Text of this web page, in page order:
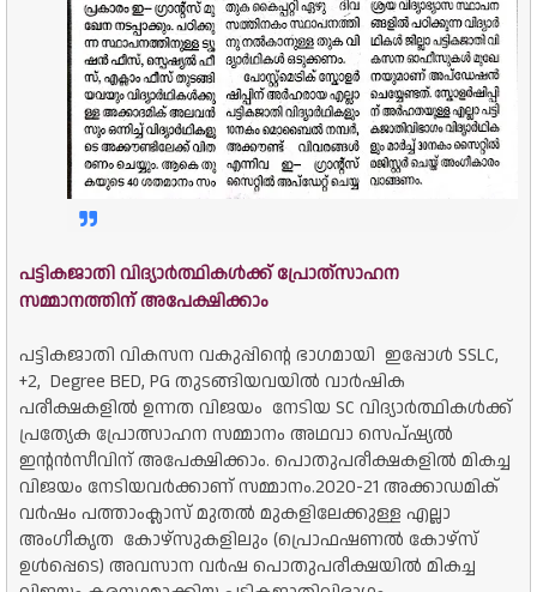
പട്ടികജാതി വിദ്യാർത്ഥികൾക്ക് പ്രോത്‌സാഹന
സമ്മാനത്തിന് അപേക്ഷിക്കാം
പട്ടികജാതി വികസന വകുപ്പിൻ്റെ ഭാഗമായി ഇപ്പോൾ SSLC,
+2, Degree BED, PG തുടങ്ങിയവയിൽ വാർഷിക
പരീക്ഷകളിൽ ഉന്നത വിജയം നേടിയ SC വിദ്യാർത്ഥികൾക്ക്
പ്രത്യേക പ്രോത്സാഹന സമ്മാനം അഥവാ സെപ്ഷ്യൽ
ഇൻ്റൻസീവിന് അപേക്ഷിക്കാം. പൊതുപരീക്ഷകളിൽ മികച്ച
വിജയം നേടിയവർക്കാണ് സമ്മാനം.2020-21 അക്കാഡമിക്
വർഷം പത്താംക്ലാസ് മുതൽ മുകളിലേക്കുള്ള എല്ലാ
അംഗീകൃത കോഴ്‌സുകളിലും (പ്രൊഫഷണൽ കോഴ്‌സ്
ഉൾപ്പെടെ) അവസാന വർഷ പൊതുപരീക്ഷയിൽ മികച്ച